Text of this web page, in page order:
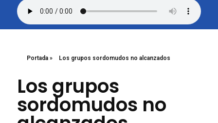
Portada » Los grupos sordomudos no alcanzados
Los grupos
sordomudos no